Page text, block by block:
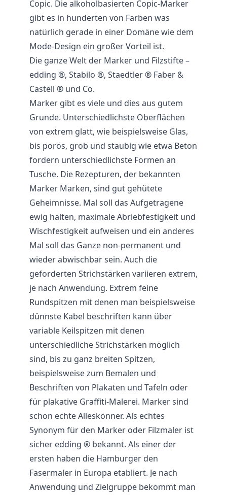
Copic. Die alkoholbasierten Copic-Marker
gibt es in hunderten von Farben was
natürlich gerade in einer Domäne wie dem
Mode-Design ein großer Vorteil ist.
Die ganze Welt der Marker und Filzstifte –
edding ®, Stabilo ®, Staedtler ® Faber &
Castell ® und Co.
Marker gibt es viele und dies aus gutem
Grunde. Unterschiedlichste Oberflächen
von extrem glatt, wie beispielsweise Glas,
bis porös, grob und staubig wie etwa Beton
fordern unterschiedlichste Formen an
Tusche. Die Rezepturen, der bekannten
Marker Marken, sind gut gehütete
Geheimnisse. Mal soll das Aufgetragene
ewig halten, maximale Abriebfestigkeit und
Wischfestigkeit aufweisen und ein anderes
Mal soll das Ganze non-permanent und
wieder abwischbar sein. Auch die
geforderten Strichstärken variieren extrem,
je nach Anwendung. Extrem feine
Rundspitzen mit denen man beispielsweise
dünnste Kabel beschriften kann über
variable Keilspitzen mit denen
unterschiedliche Strichstärken möglich
sind, bis zu ganz breiten Spitzen,
beispielsweise zum Bemalen und
Beschriften von Plakaten und Tafeln oder
für plakative Graffiti-Malerei. Marker sind
schon echte Alleskönner. Als echtes
Synonym für den Marker oder Filzmaler ist
sicher edding ® bekannt. Als einer der
ersten haben die Hamburger den
Fasermaler in Europa etabliert. Je nach
Anwendung und Zielgruppe bekommt man